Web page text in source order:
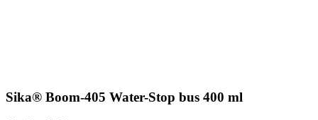
Sika® Boom-405 Water-Stop bus 400 ml